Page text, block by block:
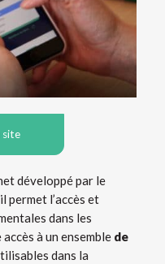
site
développé par le
permet l’accès et
dans les
à un ensemble de
dans la